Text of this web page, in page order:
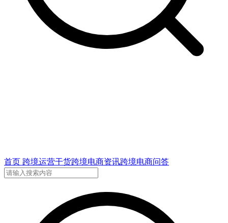
首页 跨境运营干货跨境电商资讯跨境电商问答